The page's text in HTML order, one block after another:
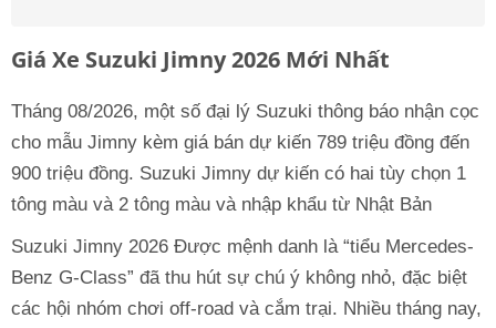
Giá Xe Suzuki Jimny 2026 Mới Nhất
Tháng 08/2026, một số đại lý Suzuki thông báo nhận cọc
cho mẫu Jimny kèm giá bán dự kiến 789 triệu đồng đến
900 triệu đồng. Suzuki Jimny dự kiến có hai tùy chọn 1
tông màu và 2 tông màu và nhập khẩu từ Nhật Bản
Suzuki Jimny 2026 Được mệnh danh là “tiểu Mercedes-
Benz G-Class” đã thu hút sự chú ý không nhỏ, đặc biệt
các hội nhóm chơi off-road và cắm trại. Nhiều tháng nay,